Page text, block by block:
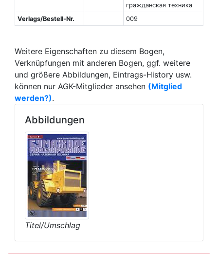
гражданская техника
Verlags/Bestell-Nr.
009
Weitere Eigenschaften zu diesem Bogen,
Verknüpfungen mit anderen Bogen, ggf. weitere
und größere Abbildungen, Eintrags-History usw.
können nur AGK-Mitglieder ansehen (Mitglied
werden?).
Abbildungen
Titel/Umschlag